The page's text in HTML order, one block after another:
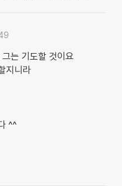
는 기도할 것이요
지니라
^^